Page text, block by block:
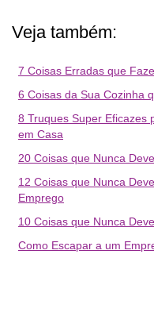
Veja também:
7 Coisas Erradas que
6 Coisas da Sua Cozinha
8 Truques Super Eficazes
em Casa
20 Coisas que Nunca
12 Coisas que Nunca
Emprego
10 Coisas que Nunca
Como Escapar a um